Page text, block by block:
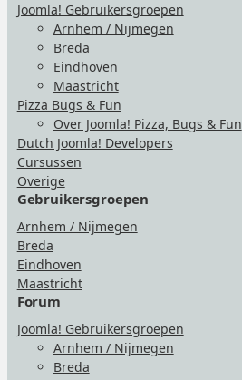
Joomla! Gebruikersgroepen
Arnhem / Nijmegen
Breda
Eindhoven
Maastricht
Pizza Bugs & Fun
Over Joomla! Pizza, Bugs & Fun
Dutch Joomla! Developers
Cursussen
Overige
Gebruikersgroepen
Arnhem / Nijmegen
Breda
Eindhoven
Maastricht
Forum
Joomla! Gebruikersgroepen
Arnhem / Nijmegen
Breda